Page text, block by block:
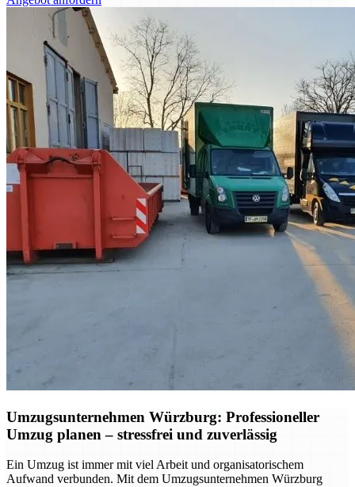
Umzugsunternehmen Würzburg: Professioneller
Umzug planen – stressfrei und zuverlässig
Ein Umzug ist immer mit viel Arbeit und organisatorischem
Aufwand verbunden. Mit dem Umzugsunternehmen Würzburg